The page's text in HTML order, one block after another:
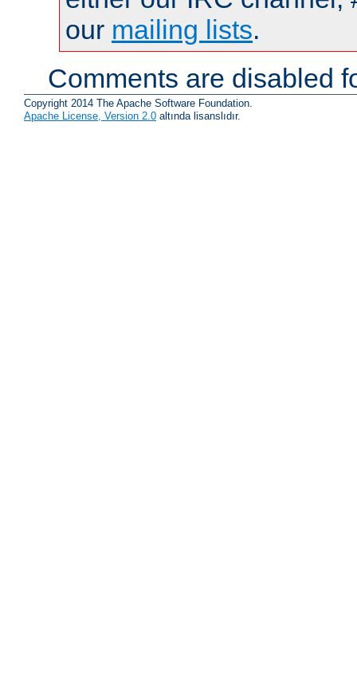
our mailing lists.
Comments are disabled
Copyright 2014 The Apache Software Foundation.
Apache License, Version 2.0 altında lisanslıdır.